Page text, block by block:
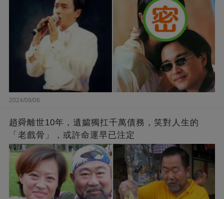
2024/09/06
趙舜離世10年，遺孀獨扛千萬債務，笑對人生的
「老戲骨」，或許命運早已注定